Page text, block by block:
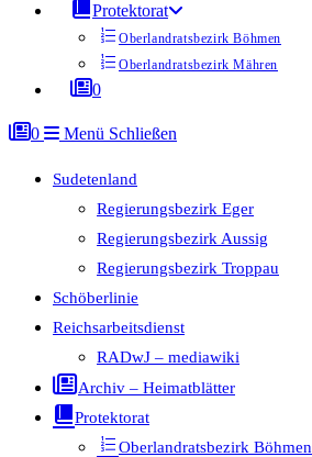
Protektorat
Oberlandratsbezirk Böhmen
Oberlandratsbezirk Mähren
0
0 Menü Schließen
Sudetenland
Regierungsbezirk Eger
Regierungsbezirk Aussig
Regierungsbezirk Troppau
Schöberlinie
Reichsarbeitsdienst
RADwJ – mediawiki
Archiv – Heimatblätter
Protektorat
Oberlandratsbezirk Böhmen